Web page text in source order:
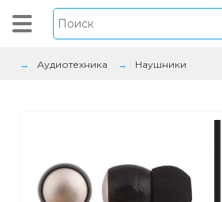
Аудиотехника Наушники